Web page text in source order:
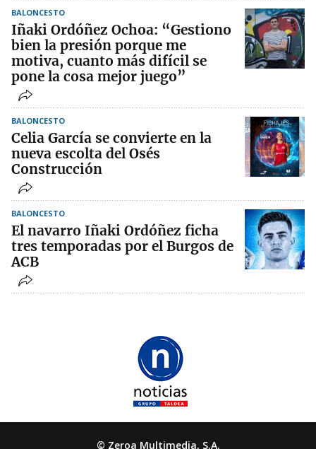
BALONCESTO
Iñaki Ordóñez Ochoa: “Gestiono
bien la presión porque me
motiva, cuanto más difícil se
pone la cosa mejor juego”
BALONCESTO
Celia García se convierte en la
nueva escolta del Osés
Construcción
BALONCESTO
El navarro Iñaki Ordóñez ficha
tres temporadas por el Burgos de
ACB
© Zeroa Multimedia, S.A.